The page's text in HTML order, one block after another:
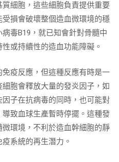
細胞，這些細胞負責提供重要
損會破壞整個造血微環境的穩
毒B19，就已知會針對骨髓中
或持續性的造血功能障礙。
疫反應，但這種反應有時是一
胞會釋放大量的發炎因子，如
子在抗病毒的同時，也可能對
致血球生產暫時停擺。這種發
環境，不利於造血幹細胞的靜
系統的再生潛力。